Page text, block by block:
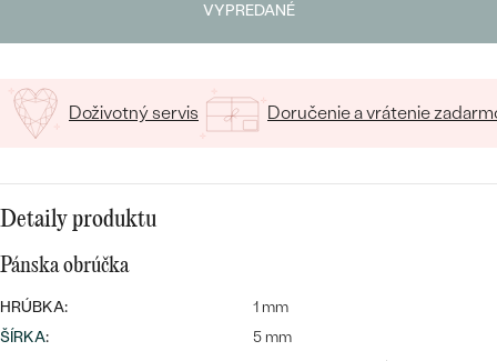
Bestsellery
VYPREDANÉ
Doživotný servis Doručenie a vrátenie
Detaily produktu
Pánska obrúčka
HRÚBKA:
1 mm
ŠÍRKA:
5 mm